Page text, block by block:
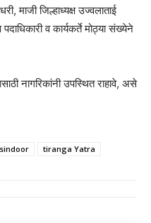
माजी जिल्हाध्यक्ष उज्वलाताई
व कार्यकर्ते मोठ्या संख्येने
नागरिकांनी उपस्थित राहावे, असे
tiranga Yatra